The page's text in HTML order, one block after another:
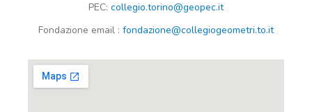
PEC: collegio.torino@geopec.it
Fondazione email : fondazione@collegiogeometri.to.it